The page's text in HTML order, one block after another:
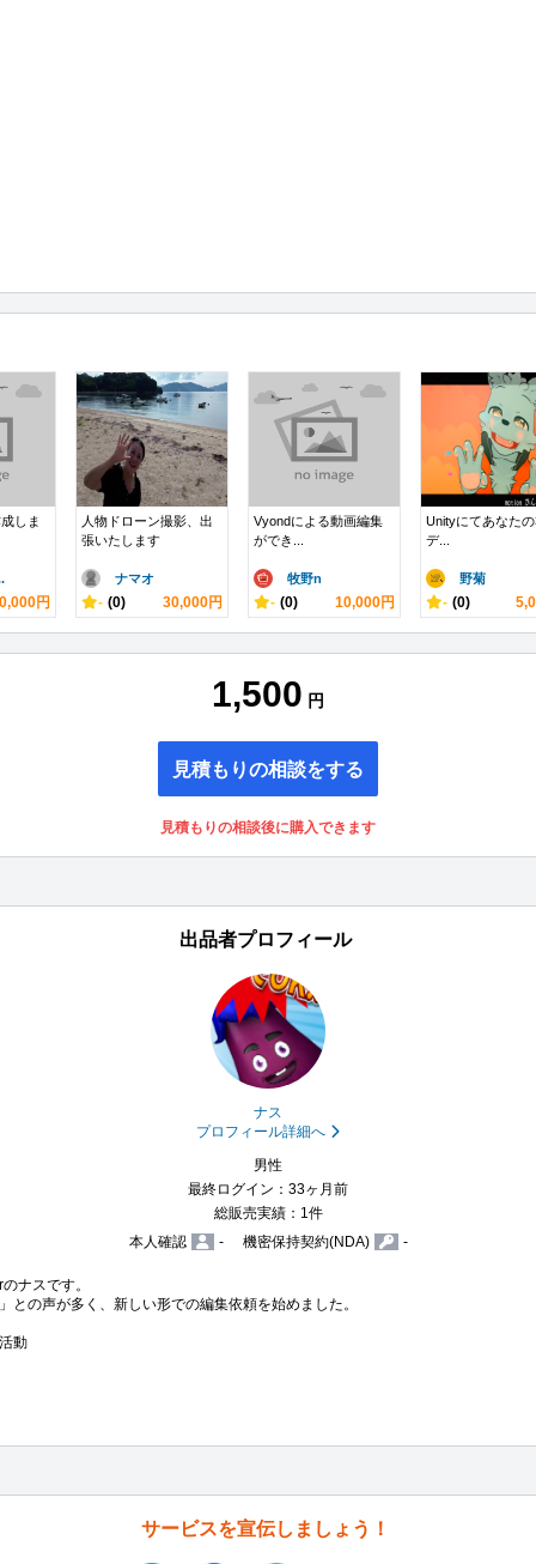
しま
円
人物ドローン撮影、出
張いたします
ナマオ
- (0) 30,000円
Vyondによる動画編集
ができ...
牧野n
- (0) 10,000円
Unityにてあなた
デ...
野菊
- (0)
1,500 円
見積もりの相談をする
見積もりの相談後に購入できます
出品者プロフィール
ナス
プロフィール詳細へ
男性
最終ログイン：33ヶ月前
総販売実績：1件
本人確認
- 機密保持契約(NDA) -
ナスです。
との声が多く、新しい形での編集依頼を始めました。
動
サービスを宣伝しましょう！